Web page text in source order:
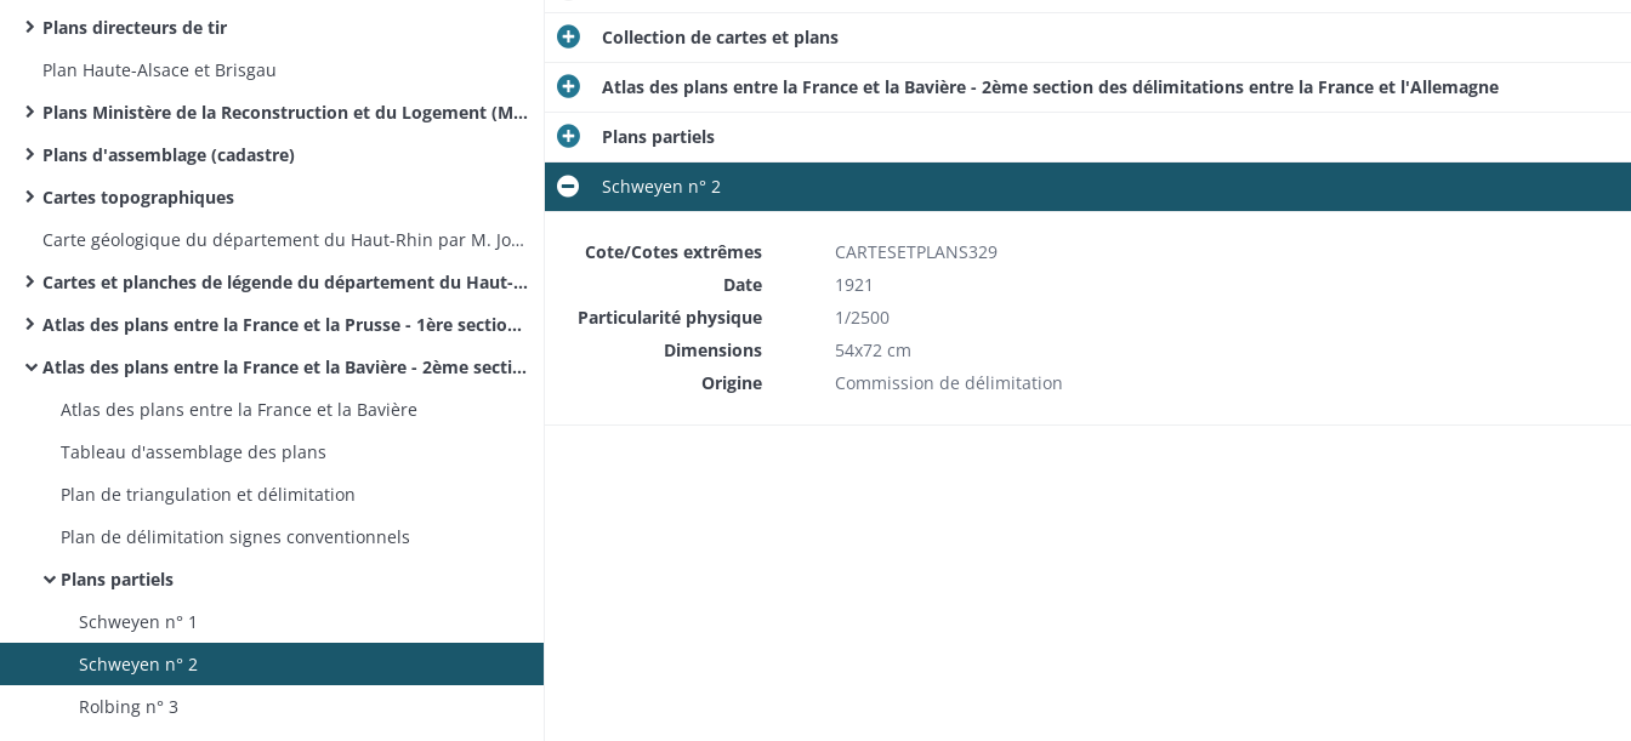
Plans directeurs de tir
Plan Haute-Alsace et Brisgau
Plans Ministère de la Reconstruction et du Logement (MRL)
Plans d'assemblage (cadastre)
Cartes topographiques
Carte géologique du département du Haut-Rhin par M. Jos. Koechlin-Schlumberger
Cartes et planches de légende du département du Haut-Rhin par M. Jos. Koechlin-Schlumberger
Atlas des plans entre la France et la Prusse - 1ère section des délimitations des frontières entre la France et l'Allemagne
Atlas des plans entre la France et la Bavière - 2ème section des délimitations entre la France et l'Allemagne
Atlas des plans entre la France et la Bavière
Tableau d'assemblage des plans
Plan de triangulation et délimitation
Plan de délimitation signes conventionnels
Plans partiels
Schweyen n° 1
Schweyen n° 2
Rolbing n° 3
Collection de cartes et plans
Atlas des plans entre la France et la Bavière - 2ème section des délimitations entre la France et l'Allemagne
Plans partiels
Schweyen n° 2
Cote/Cotes extrêmes
CARTESETPLANS329
Date
1921
Particularité physique
1/2500
Dimensions
54x72 cm
Origine
Commission de délimitation​